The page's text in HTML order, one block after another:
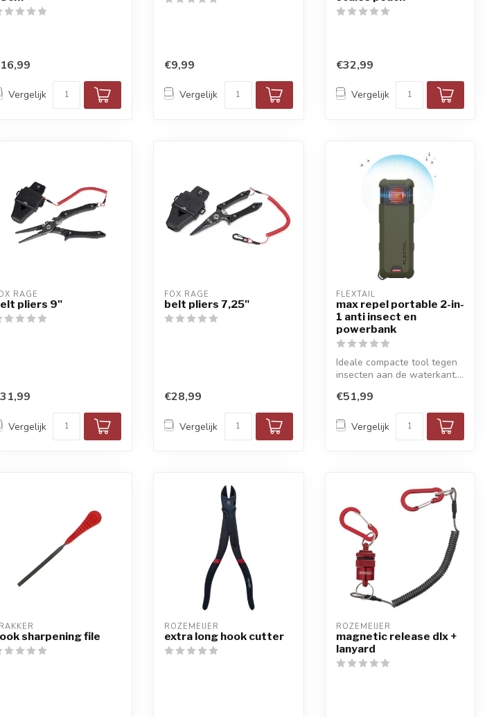
Vergelijk
€9,99
Vergelijk
€32,99
Vergelijk
RAGE
pliers 9"
Vergelijk
FOX RAGE
belt pliers 7,25"
€28,99
Vergelijk
FLEXTAIL
max repel portable 2-in-
1 anti insect en
powerbank
Ideale compacte tool tegen
insecten aan de waterkant....
€51,99
Vergelijk
sharpening file
ROZEMEIJER
extra long hook cutter
ROZEMEIJER
magnetic release dlx +
lanyard